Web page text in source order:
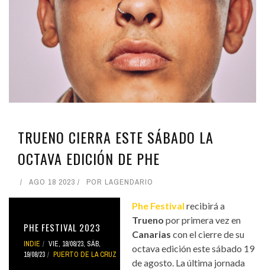
TRUENO CIERRA ESTE SÁBADO LA
OCTAVA EDICIÓN DE PHE
AGO 18 2023 POR LAGENDARIO
PHE FESTIVAL 2023
INDIE VIE, 18/08/23, SÁB,
19/08/23
PUERTO DE LA CRUZ
Phe Festivalrecibirá a
Trueno por primera vez en
Canarias con el cierre de su
octava edición este sábado 19
de agosto. La última jornada